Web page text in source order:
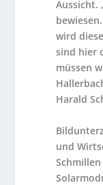
Aussicht.
wird
sind hier
müssen
Harald
und